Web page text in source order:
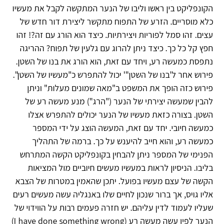
הקונפליקט בין ראשו וליבו של הנער המתקשה לקבל את מעשיו
כלא מוסריים. הזרע של התפוח מתקשר ליצירת דור חדש של
עצים. זהו סמל לפוריות ויצירתיות. כיצד הוא הורג עם זה?! זהו
חפץ קל כל כך. כיצד ניתן להרוג עם גלעין של תפוח? ההריגה
נתפסת כמעשה רע, ויחד עם זאת, הוא הורג את בנו של השטן.
פירוש אחר ל'בנו של השטן"' יכול להתפרש כ"מעשיו של השטן".
פירוש כזה הופך את המשפט ב"מאה שמונים מעלות" וניתן
להבין שמעשה יצירתי של הנער ("הרג") מנע מעשה רע של
השטן. בצורה כזאת מעשיו של הנער יכולים להתפרש אצלו
כמעשה חיובי. יחד עם זאת, המעשה הוצג על ידי המספר
כמעשה רע, והוא חייב להיענש על כך. ברמה של התהליך
הפנימי של המספר ניתן להבחין בקונפליקט הקשה המתרחש
בליבו. הניסיון לראות במעשיו מעשים חיוביים מול המציאות
הקשה של עצם מעשיו בפועל. יתכן שהאמין במטרות של הצבא
אליו גויס, אך ברור שנכון לחיים שלו באנגליה עשה מעשים רעים
שעליו לעמוד לדין עליהם. יש חזרה פעמים רבות על הווידוי של
הנער לפיו עשה מעשה רע (I have done something wrong)